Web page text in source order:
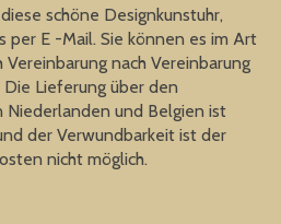
schöne Designkunstuhr,
per E -Mail. Sie können es im Art
nach Vereinbarung
Lieferung über den
Niederlanden und Belgien ist
der Verwundbarkeit ist der
nicht möglich.